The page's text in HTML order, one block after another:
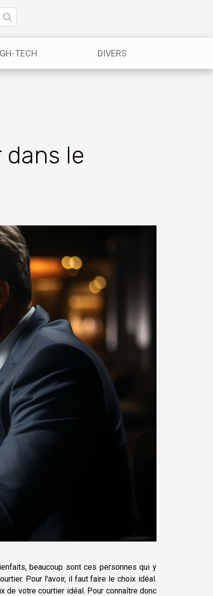
TECH DIVERS
le
beaucoup sont ces personnes qui y
Pour l'avoir, il faut faire le choix idéal.
de votre courtier idéal. Pour connaître donc